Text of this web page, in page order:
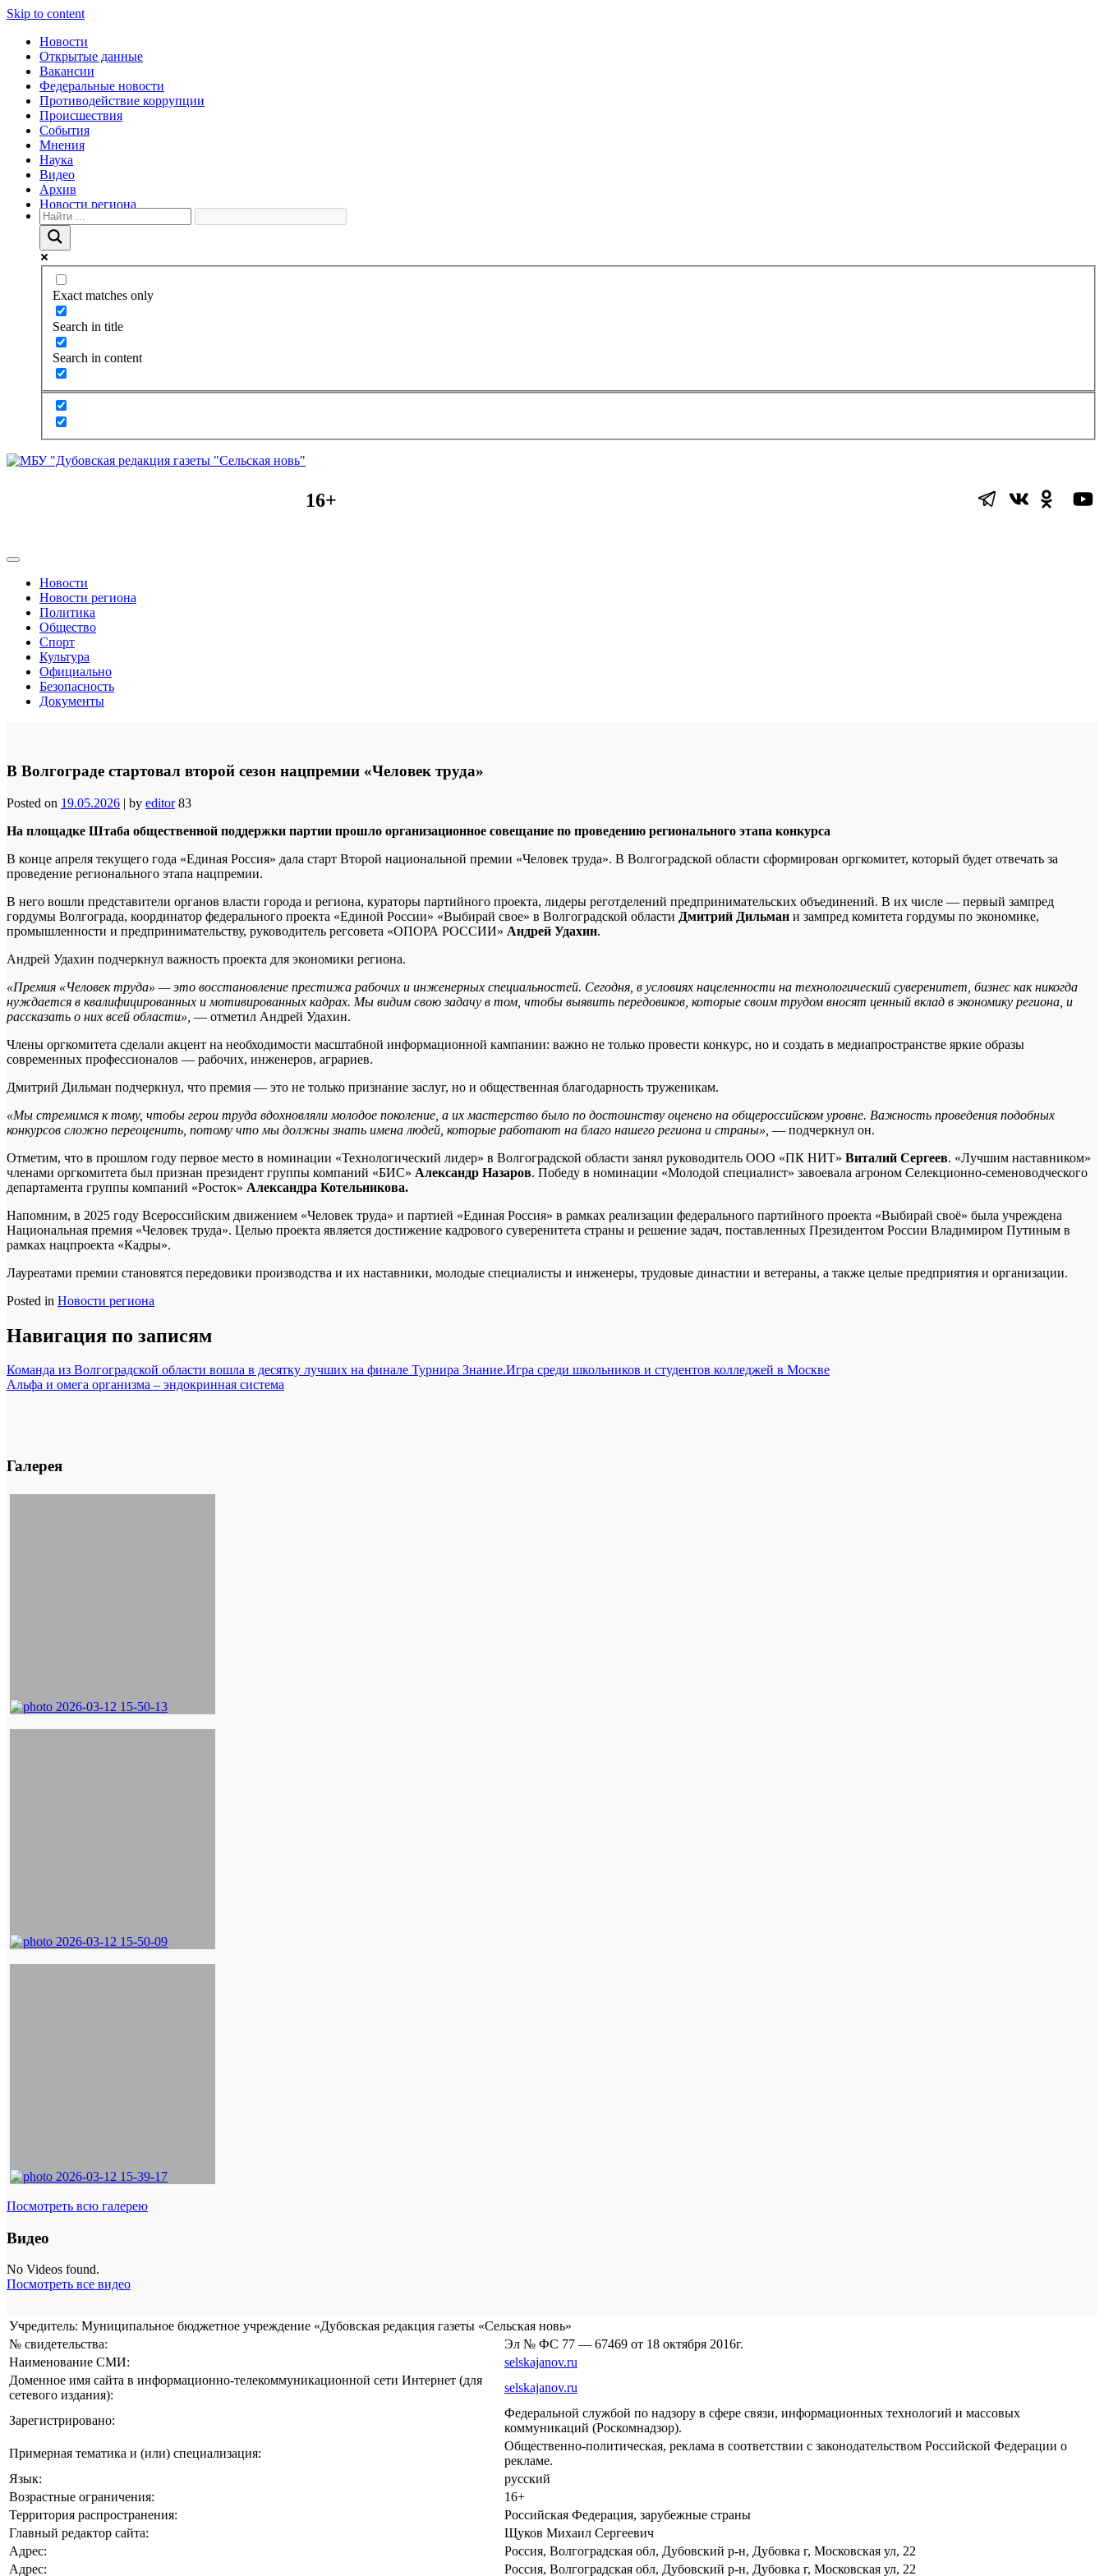
Skip to content
Новости
Открытые данные
Вакансии
Федеральные новости
Противодействие коррупции
Происшествия
События
Мнения
Наука
Видео
Архив
Новости региона
Exact matches only
Search in title
Search in content
16+
Новости
Новости региона
Политика
Общество
Спорт
Культура
Официально
Безопасность
Документы
В Волгограде стартовал второй сезон нацпремии «Человек труда»
Posted on 19.05.2026 | by editor 83
На площадке Штаба общественной поддержки партии прошло организационное совещание по проведению регионального этапа конкурса
В конце апреля текущего года «Единая Россия» дала старт Второй национальной премии «Человек труда». В Волгоградской области сформирован оргкомитет, который будет отвечать за
проведение регионального этапа нацпремии.
В него вошли представители органов власти города и региона, кураторы партийного проекта, лидеры реготделений предпринимательских объединений. В их числе — первый зампред
гордумы Волгограда, координатор федерального проекта «Единой России» «Выбирай свое» в Волгоградской области Дмитрий Дильман и зампред комитета гордумы по экономике,
промышленности и предпринимательству, руководитель регсовета «ОПОРА РОССИИ» Андрей Удахин.
Андрей Удахин подчеркнул важность проекта для экономики региона.
«Премия «Человек труда» — это восстановление престижа рабочих и инженерных специальностей. Сегодня, в условиях нацеленности на технологический суверенитет, бизнес как никогда
нуждается в квалифицированных и мотивированных кадрах. Мы видим свою задачу в том, чтобы выявить передовиков, которые своим трудом вносят ценный вклад в экономику региона, и
рассказать о них всей области», — отметил Андрей Удахин.
Члены оргкомитета сделали акцент на необходимости масштабной информационной кампании: важно не только провести конкурс, но и создать в медиапространстве яркие образы
современных профессионалов — рабочих, инженеров, аграриев.
Дмитрий Дильман подчеркнул, что премия — это не только признание заслуг, но и общественная благодарность труженикам.
«Мы стремимся к тому, чтобы герои труда вдохновляли молодое поколение, а их мастерство было по достоинству оценено на общероссийском уровне. Важность проведения подобных
конкурсов сложно переоценить, потому что мы должны знать имена людей, которые работают на благо нашего региона и страны», — подчеркнул он.
Отметим, что в прошлом году первое место в номинации «Технологический лидер» в Волгоградской области занял руководитель ООО «ПК НИТ» Виталий Сергеев. «Лучшим наставником»
членами оргкомитета был признан президент группы компаний «БИС» Александр Назаров. Победу в номинации «Молодой специалист» завоевала агроном Селекционно-семеноводческого
департамента группы компаний «Росток» Александра Котельникова.
Напомним, в 2025 году Всероссийским движением «Человек труда» и партией «Единая Россия» в рамках реализации федерального партийного проекта «Выбирай своё» была учреждена
Национальная премия «Человек труда». Целью проекта является достижение кадрового суверенитета страны и решение задач, поставленных Президентом России Владимиром Путиным в
рамках нацпроекта «Кадры».
Лауреатами премии становятся передовики производства и их наставники, молодые специалисты и инженеры, трудовые династии и ветераны, а также целые предприятия и организации.
Posted in Новости региона
Навигация по записям
Команда из Волгоградской области вошла в десятку лучших на финале Турнира Знание.Игра среди школьников и студентов колледжей в Москве
Альфа и омега организма – эндокринная система
Галерея
Посмотреть всю галерею
Видео
No Videos found.
Посмотреть все видео
Учредитель: Муниципальное бюджетное учреждение «Дубовская редакция газеты «Сельская новь»
№ свидетельства:
Эл № ФС 77 — 67469 от 18 октября 2016г.
Наименование СМИ:
selskajanov.ru
Доменное имя сайта в информационно-телекоммуникационной сети Интернет (для
сетевого издания):
selskajanov.ru
Зарегистрировано:
Федеральной службой по надзору в сфере связи, информационных технологий и массовых
коммуникаций (Роскомнадзор).
Примерная тематика и (или) специализация:
Общественно-политическая, реклама в соответствии с законодательством Российской Федерации о
рекламе.
Язык:
русский
Возрастные ограничения:
16+
Территория распространения:
Российская Федерация, зарубежные страны
Главный редактор сайта:
Щуков Михаил Сергеевич
Адрес:
Россия, Волгоградская обл, Дубовский р-н, Дубовка г, Московская ул, 22
Адрес:
Россия, Волгоградская обл, Дубовский р-н, Дубовка г, Московская ул, 22